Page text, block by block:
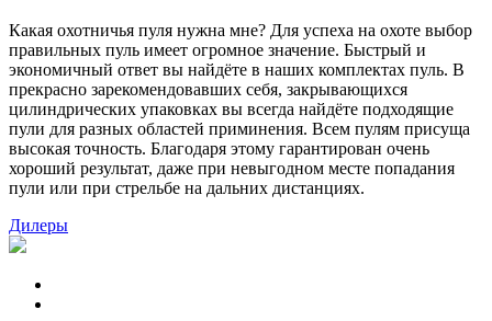
Какая охотничья пуля нужна мне? Для успеха на охоте выбор
правильных пуль имеет огромное значение. Быстрый и
экономичный ответ вы найдёте в наших комплектах пуль. В
прекрасно зарекомендовавших себя, закрывающихся
цилиндрических упаковках вы всегда найдёте подходящие
пули для разных областей приминения. Всем пулям присуща
высокая точность. Благодаря этому гарантирован очень
хороший результат, даже при невыгодном месте попадания
пули или при стрельбе на дальних дистанциях.
Дилеры